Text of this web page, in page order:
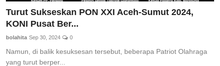
Turut Sukseskan PON XXI Aceh-Sumut 2024,
KONI Pusat Ber...
bolahita Sep 30, 2024 0
Namun, di balik kesuksesan tersebut, beberapa Patriot Olahraga
yang turut berper...